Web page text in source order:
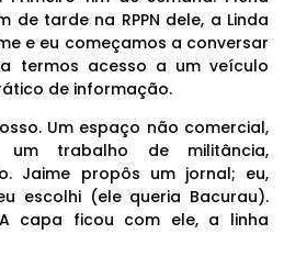
de tarde na RPPN dele, a Linda
e eu começamos a conversar
termos acesso a um veículo
de informação.
Um espaço não comercial,
um trabalho de militância,
Jaime propôs um jornal; eu,
escolhi (ele queria Bacurau).
capa ficou com ele, a linha